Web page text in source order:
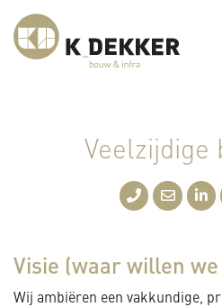
Veelzijdige
Visie (waar willen
Wij ambiëren een vakkundige,